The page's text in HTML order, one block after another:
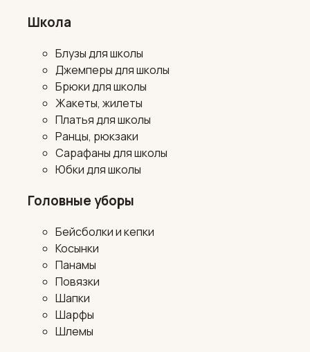
Школа
Блузы для школы
Джемперы для школы
Брюки для школы
Жакеты, жилеты
Платья для школы
Ранцы, рюкзаки
Сарафаны для школы
Юбки для школы
Головные уборы
Бейсболки и кепки
Косынки
Панамы
Повязки
Шапки
Шарфы
Шлемы